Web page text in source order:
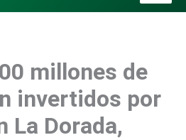
millones de
invertidos por
La Dorada,